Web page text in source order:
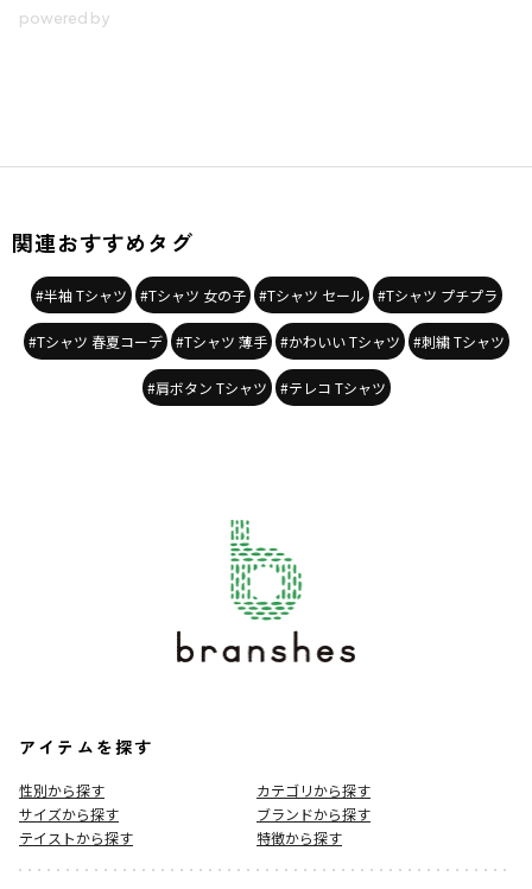
関連おすすめタグ
#半袖 Tシャツ #Tシャツ 女の子 #Tシャツ セール #Tシャツ プチプラ
#Tシャツ 春夏コーデ #Tシャツ 薄手 #かわいい Tシャツ #刺繍 Tシャツ
#肩ボタン Tシャツ #テレコ Tシャツ
アイテムを探す
性別から探す
カテゴリから探す
サイズから探す
ブランドから探す
テイストから探す
特徴から探す